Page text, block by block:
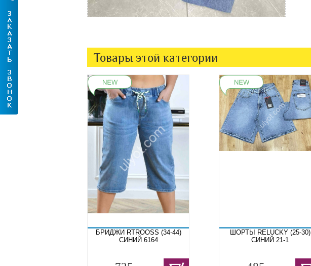
Товары этой категории
БРИДЖИ RTROOSS (34-44)
СИНИЙ 6164
ШОРТЫ RELUCKY (25-30)
СИНИЙ 21-1